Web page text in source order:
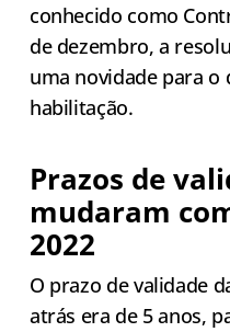
conhecido como
de dezembro, a
uma novidade para o
habilitação.
Prazos de
mudaram
2022
O prazo de validade
atrás era de 5 anos,